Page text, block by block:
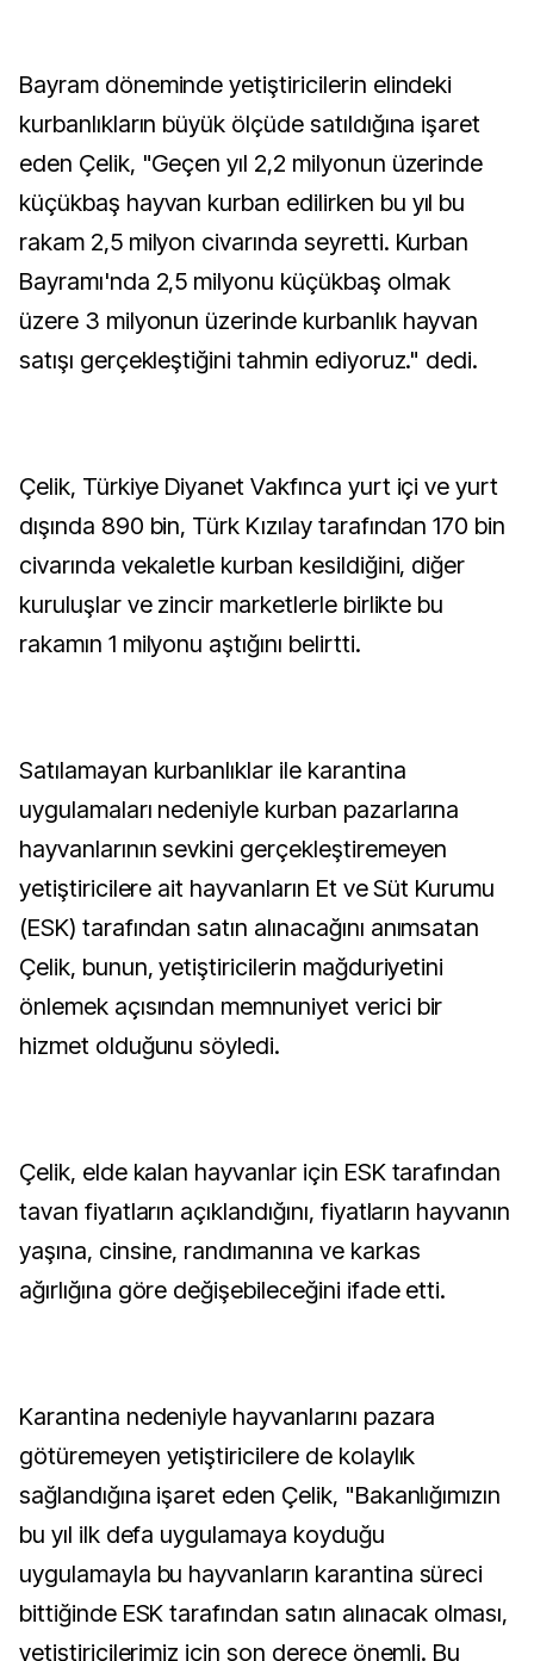
Bayram döneminde yetiştiricilerin elindeki
kurbanlıkların büyük ölçüde satıldığına işaret
eden Çelik, "Geçen yıl 2,2 milyonun üzerinde
küçükbaş hayvan kurban edilirken bu yıl bu
rakam 2,5 milyon civarında seyretti. Kurban
Bayramı'nda 2,5 milyonu küçükbaş olmak
üzere 3 milyonun üzerinde kurbanlık hayvan
satışı gerçekleştiğini tahmin ediyoruz." dedi.
Çelik, Türkiye Diyanet Vakfınca yurt içi ve yurt
dışında 890 bin, Türk Kızılay tarafından 170 bin
civarında vekaletle kurban kesildiğini, diğer
kuruluşlar ve zincir marketlerle birlikte bu
rakamın 1 milyonu aştığını belirtti.
Satılamayan kurbanlıklar ile karantina
uygulamaları nedeniyle kurban pazarlarına
hayvanlarının sevkini gerçekleştiremeyen
yetiştiricilere ait hayvanların Et ve Süt Kurumu
(ESK) tarafından satın alınacağını anımsatan
Çelik, bunun, yetiştiricilerin mağduriyetini
önlemek açısından memnuniyet verici bir
hizmet olduğunu söyledi.
Çelik, elde kalan hayvanlar için ESK tarafından
tavan fiyatların açıklandığını, fiyatların hayvanın
yaşına, cinsine, randımanına ve karkas
ağırlığına göre değişebileceğini ifade etti.
Karantina nedeniyle hayvanlarını pazara
götüremeyen yetiştiricilere de kolaylık
sağlandığına işaret eden Çelik, "Bakanlığımızın
bu yıl ilk defa uygulamaya koyduğu
uygulamayla bu hayvanların karantina süreci
bittiğinde ESK tarafından satın alınacak olması,
yetiştiricilerimiz için son derece önemli. Bu